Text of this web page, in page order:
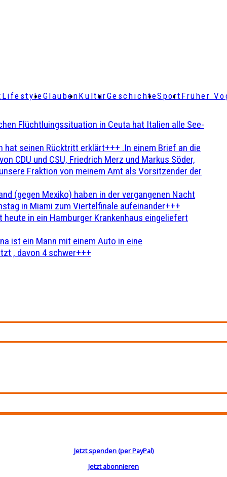
LifestyleGlaubenKulturGeschichteSport Früher
Flüchtluingssituation in Ceuta hat Italien alle See-
hat seinen Rücktritt erklärt+++ .In einem Brief an die
CDU und CSU, Friedrich Merz und Markus Söder,
Fraktion von meinem Amt als Vorsitzender der
(gegen Mexiko) haben in der vergangenen Nacht
in Miami zum Viertelfinale aufeinander+++
in ein Hamburger Krankenhaus eingeliefert
ist ein Mann mit einem Auto in eine
, davon 4 schwer+++
Jetzt spenden (per PayPal)
Jetzt abonnieren